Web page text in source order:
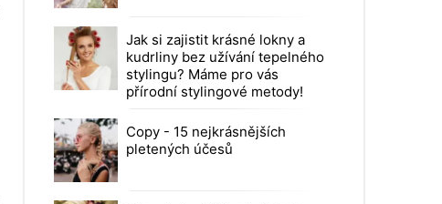
Jak si zajistit krásné lokny a
kudrliny bez užívání tepelného
stylingu? Máme pro vás
přírodní stylingové metody!
Copy - 15 nejkrásnějších
pletených účesů